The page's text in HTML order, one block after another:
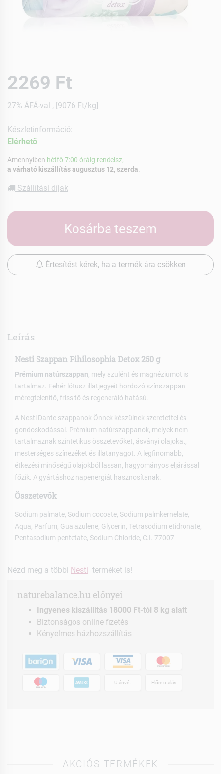
2269 Ft
27% ÁFÁ-val , [9076 Ft/kg]
Készletinformáció:
Elérhetõ
Amennyiben hétfő 7:00 óráig rendelsz,
a várható kiszállítás augusztus 12, szerda
Szállítási díjak
Kosárba teszem
Értesítést kérek, ha a termék ára csökken
Leírás
Nesti Szappan Pihilosophia Detox 250 g
Prémium natúrszappan , mely azulént és magnéziumot is
tartalmaz. Fehér lótusz illatjegyeit hordozó színszappan
méregtelenítő, frissítő és regeneráló hatású.
A Nesti Dante szappanok Önnek készülnek szeretettel és
gondoskodással. Prémium natúrszappanok, melyek nem
tartalmaznak szintetikus összetevőket, ásványi olajokat,
mesterséges színezéket és illatanyagot. A legfinomabb,
étkezési minőségű olajokból lassan, hagyományos eljárással
főzik. A gyártáshoz napenergiát hasznosítanak.
Összetevők
Sodium palmate, Sodium cocoate, Sodium palmkernelate,
Aqua, Parfum, Guaiazulene, Glycerin, Tetrasodium etidronate,
Pentasodium pentetate, Sodium Chloride, C.I. 77007
Nézd meg a többi Nesti terméket is!
naturebalance.hu előnyei
Ingyenes kiszállítás 18000 Ft-tól 8 kg alatt
Biztonságos online fizetés
Kényelmes házhozszállítás
Utánvét Előre utalás
AKCIÓS TERMÉKEK